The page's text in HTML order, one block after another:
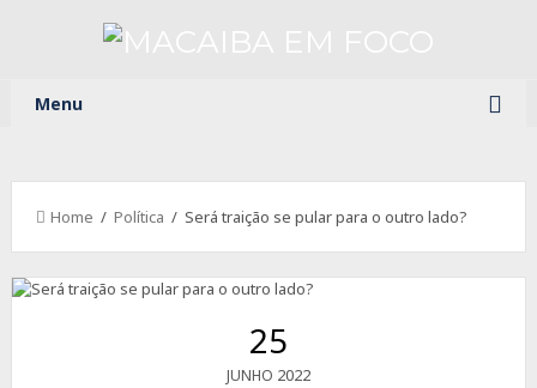
Menu
Home / Política / Será traição se pular para o outro lado?
25
JUNHO 2022